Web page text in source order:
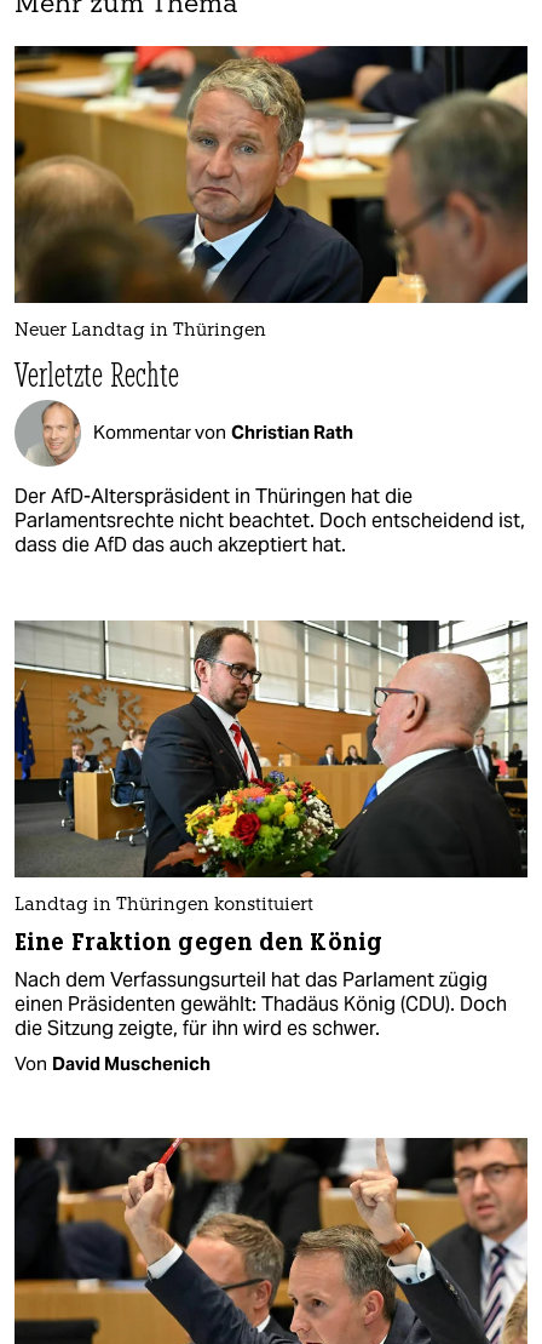
Neuer Landtag in Thüringen
Verletzte Rechte
Kommentar von Christian Rath
Der AfD-Alterspräsident in Thüringen hat die
Parlamentsrechte nicht beachtet. Doch entscheidend ist,
dass die AfD das auch akzeptiert hat.
Landtag in Thüringen konstituiert
Eine Fraktion gegen den König
Nach dem Verfassungsurteil hat das Parlament zügig
einen Präsidenten gewählt: Thadäus König (CDU). Doch
die Sitzung zeigte, für ihn wird es schwer.
Von David Muschenich